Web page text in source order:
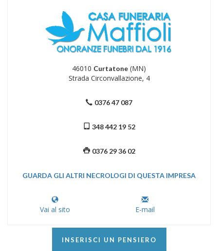
46010 Curtatone (MN)
Strada Circonvallazione, 4
0376 47 087
348 442 19 52
0376 29 36 02
GUARDA GLI ALTRI NECROLOGI DI QUESTA IMPRESA
Vai al sito E-mail
INSERISCI UN PENSIERO